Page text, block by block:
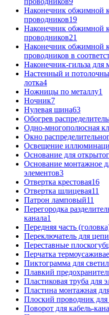
Наконечник обжимной
проводников19
Наконечник обжимной
проводников21
Наконечник обжимной
проводников в
Наконечник-гильза для
Настенный и
лотка4
Ножницы по металлу1
Ночник7
Нулевая шина63
Обогрев
Одно-многополюсная
Окно
Освещение
Основание для
Основание монтажное
элементов3
Отвертка крестовая16
Отвертка шлицевая11
Патрон ламповый11
Перегородка
канала1
Передняя часть
Переключатель для
Переставные
Перчатка
Пиктограмма для
Плавкий
Пластиковая труба для
Пластина монтажная
Плоский проводник
Поворот для кабель-